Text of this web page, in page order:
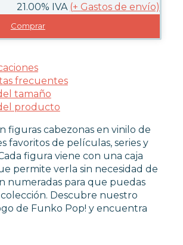
21.00% IVA (+ Gastos de envío)
Comprar
frecuentes
tamaño
producto
figuras cabezonas en vinilo de
favoritos de películas, series y
figura viene con una caja
permite verla sin necesidad de
numeradas para que puedas
Descubre nuestro
de Funko Pop! y encuentra